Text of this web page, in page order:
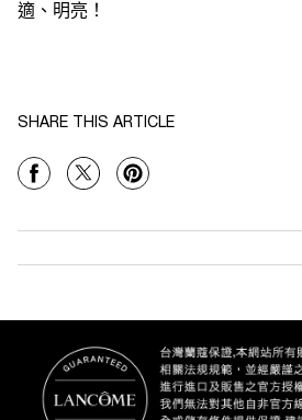
適、明亮！
SHARE THIS ARTICLE
Share On Facebook
Share On Twitter
Share On Pinterest